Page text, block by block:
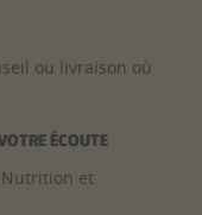
ou livraison où
ÉCOUTE
et